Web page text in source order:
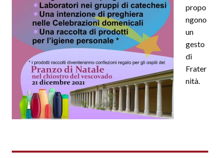
propo
ngono
un
gesto
di
Frater
nità.